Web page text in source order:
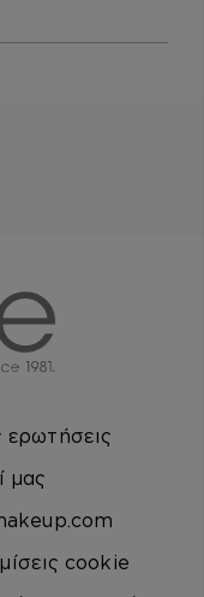
0
διαφάνεια 1
σε διαφάνεια 2
σε διαφάνεια 3
ερωτήσεις
μας
cookie